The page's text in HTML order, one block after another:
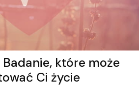
które może
Ci życie